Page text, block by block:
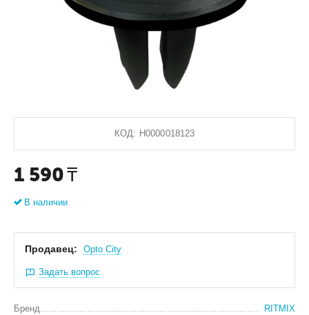
КОД: Н0000018123
1 590 ₸
В наличии
Продавец: Оpto City
Задать вопрос
Бренд RITMIX